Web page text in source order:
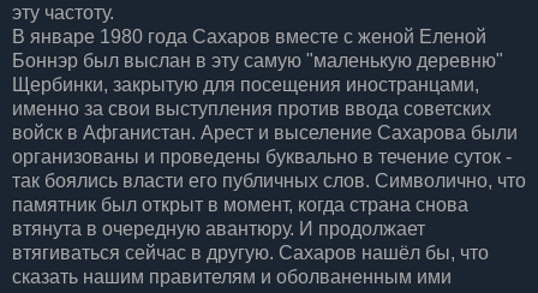
эту частоту.
В январе 1980 года Сахаров вместе с женой Еленой
Боннэр был выслан в эту самую "маленькую деревню"
Щербинки, закрытую для посещения иностранцами,
именно за свои выступления против ввода советских
войск в Афганистан. Арест и выселение Сахарова были
организованы и проведены буквально в течение суток -
так боялись власти его публичных слов. Символично, что
памятник был открыт в момент, когда страна снова
втянута в очередную авантюру. И продолжает
втягиваться сейчас в другую. Сахаров нашёл бы, что
сказать нашим правителям и оболваненным ими